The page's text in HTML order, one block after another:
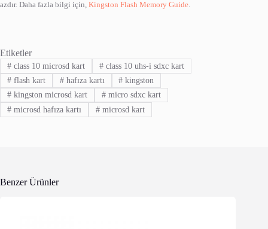
azdır. Daha fazla bilgi için, Kingston Flash Memory Guide.
Etiketler
#class 10 microsd kart #class 10 uhs-i sdxc kart
#flash kart #hafıza kartı # kingston
#kingston microsd kart #micro sdxc kart
#microsd hafıza kartı #microsd kart
Benzer Ürünler